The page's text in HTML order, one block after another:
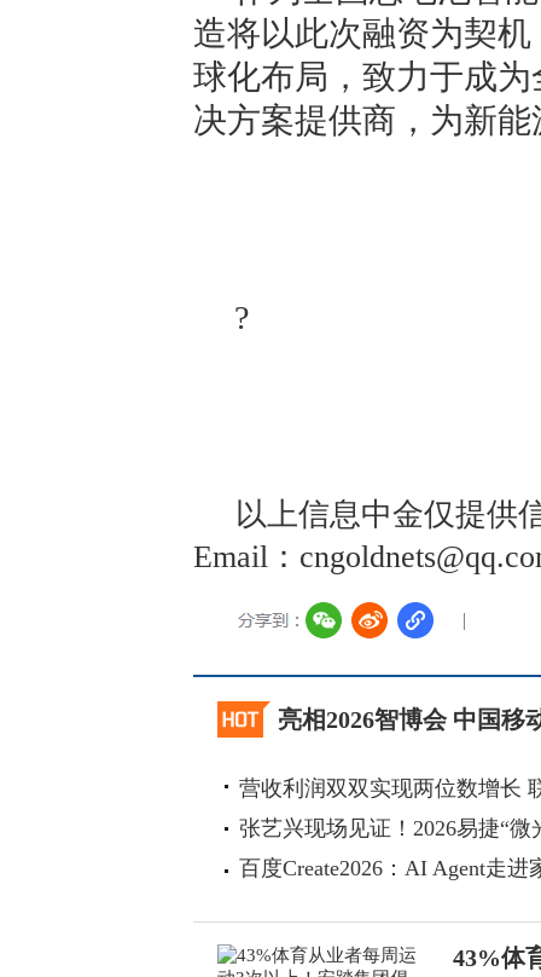
造将以此次融资为契
球化布局，致力于成
决方案提供商，为新
?
以上信息中金仅提供
Email：
亮相2026智博会 中国移
营收利润双双实现两位数增长
张艺兴现场见证！2026易捷“微
百度Create2026：AI Agent走
43%体